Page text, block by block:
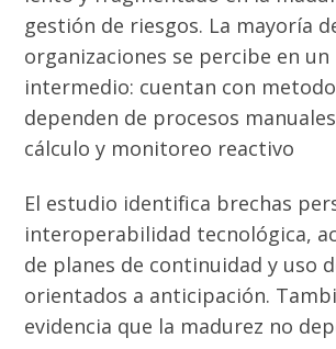
gestión de riesgos. La mayoría
organizaciones se percibe en un
intermedio: cuentan con
dependen de procesos
cálculo y monitoreo reactivo
El estudio identifica brechas
interoperabilidad tecnológica,
de planes de continuidad y uso
orientados a anticipación.
evidencia que la madurez no